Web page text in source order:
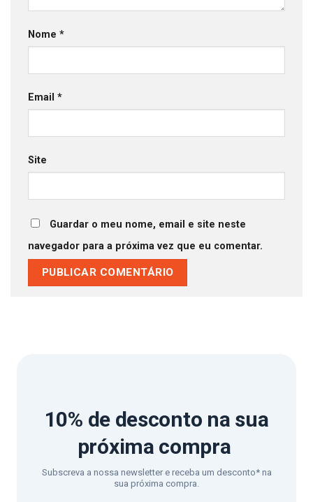
Nome *
Email *
Site
Guardar o meu nome, email e site neste
navegador para a próxima vez que eu comentar.
10% de desconto na sua
próxima compra
Subscreva a nossa newsletter e receba um desconto* na
sua próxima compra.